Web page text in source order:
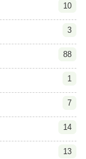
10
3
88
1
7
14
13